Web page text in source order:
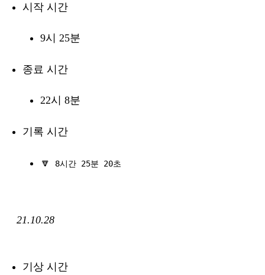
시작 시간
9시 25분
종료 시간
22시 8분
기록 시간
🔽 8시간 25분 20초
21.10.28
기상 시간